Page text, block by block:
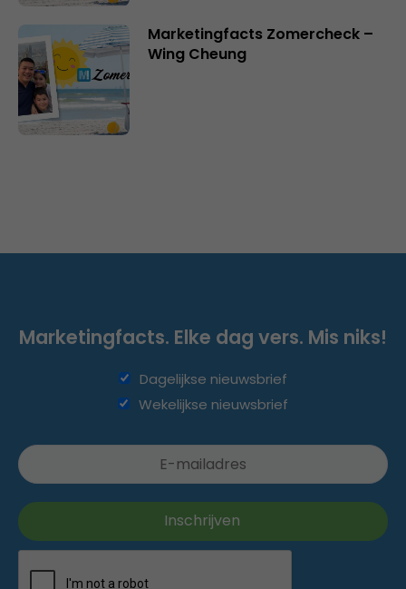
Marketingfacts Zomercheck –
Wing Cheung
Marketingfacts. Elke dag vers. Mis niks!
Dagelijkse nieuwsbrief
Wekelijkse nieuwsbrief